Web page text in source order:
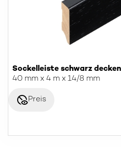
Sockelleiste schwarz
40 mm x 4 m x 14/8 mm
disabled_visiblePreis